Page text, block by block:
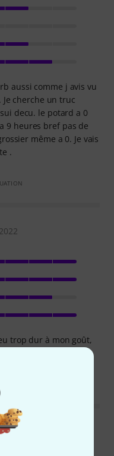
aussi comme j avis vu
cherche un truc
decu. le potard a 0
9 heures bref pas de
même a 0. Je vais
.
trop dur à mon goût,